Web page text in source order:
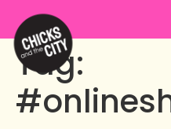
Tag: